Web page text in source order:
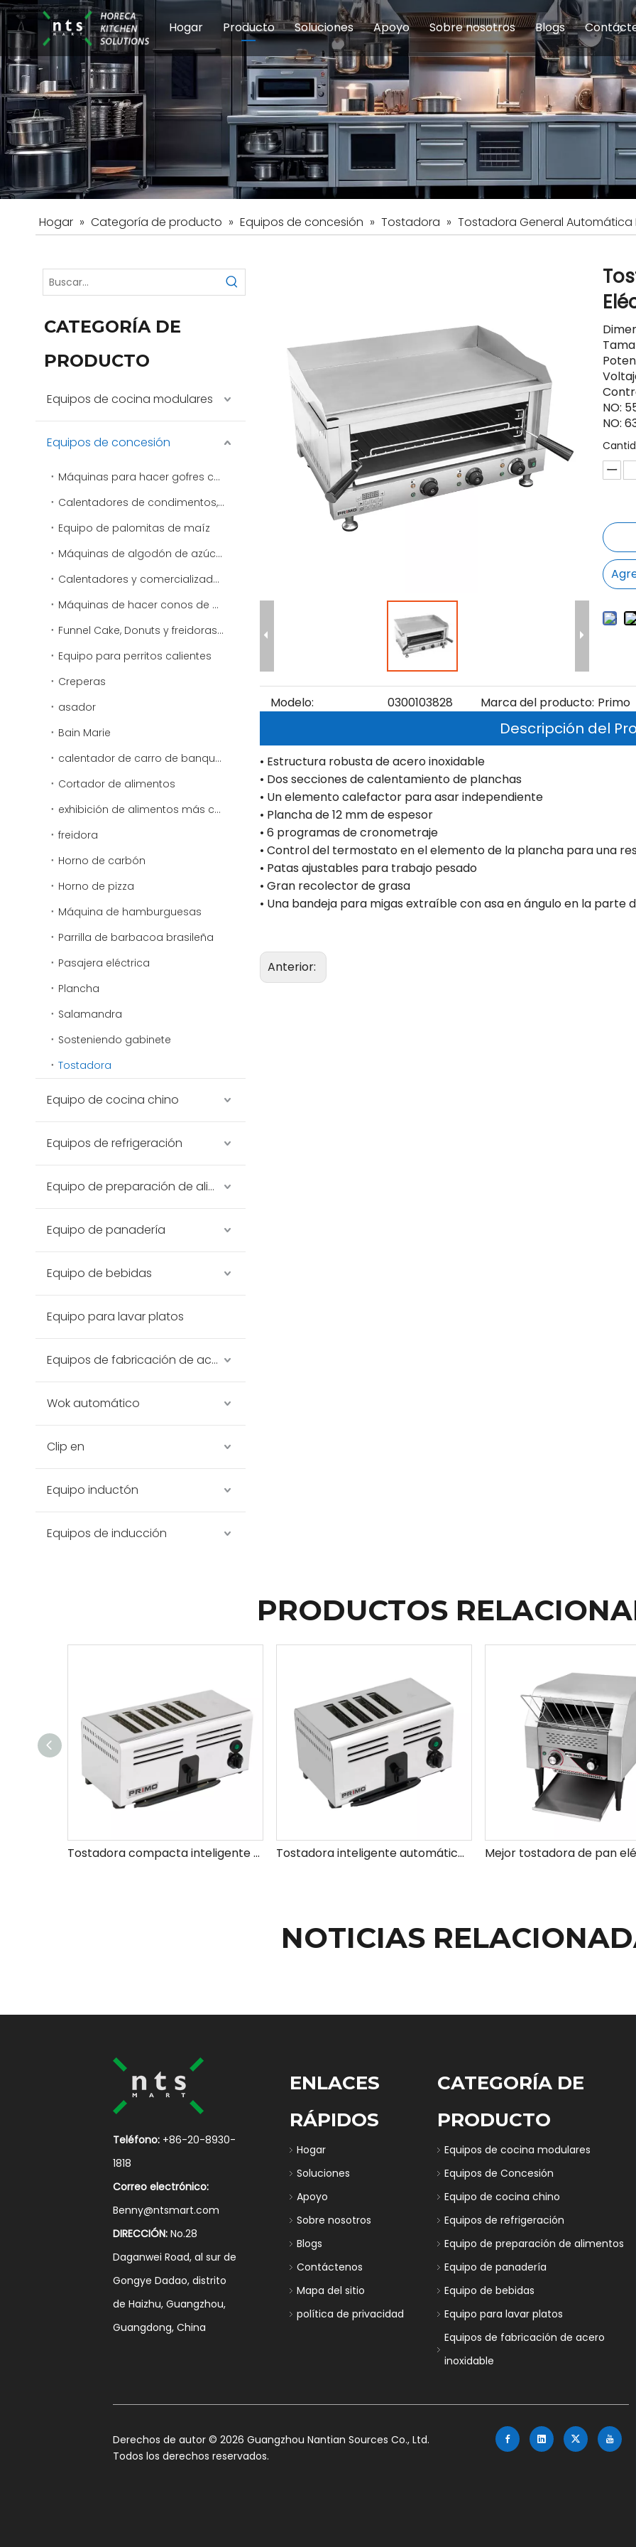
Hogar Producto
Equipos de cocina modulares Equipos de Concesión Equipo
Equipo de preparación de alimentosEquipo de panadería Equipo
Soluciones
Escuelas y educación Comedor del personal
Hoteles Restaurante y comida
Apoyo
Servicio Preguntas
Sobre nosotros
Introducción de la empresa
Blogs
Hogar » Categoría de producto » Equipos de concesión » Tostadora » Tostadora General Automática
CATEGORÍA DE
PRODUCTO
Equipos de cocina modulares
Equipos de concesión
Máquinas para hacer gofres comerciales
Calentadores de condimentos, aderezos y salsas
Equipo de palomitas de maíz
Máquinas de algodón de azúcar
Calentadores y comercializadores de virutas
Máquinas de hacer conos de nieve y máquinas de afeitar de hielo comerciales
Funnel Cake, Donuts y freidoras especiales
Equipo para perritos calientes
Creperas
asador
Bain Marie
calentador de carro de banquete
Cortador de alimentos
exhibición de alimentos más cálido
freidora
Horno de carbón
Horno de pizza
Máquina de hamburguesas
Parrilla de barbacoa brasileña
Pasajera eléctrica
Plancha
Salamandra
Sosteniendo gabinete
Tostadora
Equipo de cocina chino
Equipos de refrigeración
Equipo de preparación de alimentos
Equipo de panadería
Equipo de bebidas
Equipo para lavar platos
Equipos de fabricación de acero inoxidable
Wok automático
Clip en
Equipo inductón
Equipos de inducción
NO:
NO:
Modelo: 0300103828 Marca del producto: Primo
Descripción del
• Estructura robusta de acero inoxidable
• Dos secciones de calentamiento de planchas
• Un elemento calefactor para asar independiente
• Plancha de 12 mm de espesor
• 6 programas de cronometraje
• Control del termostato en el elemento de la plancha para una
• Patas ajustables para trabajo pesado
• Gran recolector de grasa
• Una bandeja para migas extraíble con asa en ángulo en la parte
Anterior:
PRODUCTOS
Tostadora compacta inteligente Electric Slice para catering Tostadora inteligente automática de rebanadas eléctricas
NOTICIAS
Teléfono: +86-20-8930-
1818
Correo electrónico:
Benny@ntsmart.com
DIRECCIÓN: No.28
Daganwei Road, al sur de
Gongye Dadao, distrito
de Haizhu, Guangzhou,
Guangdong, China
ENLACES
RÁPIDOS
Hogar
Soluciones
Apoyo
Sobre nosotros
Blogs
Contáctenos
Mapa del sitio
política de privacidad
CATEGORÍA DE
PRODUCTO
Equipos de cocina modulares
Equipos de Concesión
Equipo de cocina chino
Equipos de refrigeración
Equipo de preparación de alimentos
Equipo de panadería
Equipo de bebidas
Equipo para lavar platos
Equipos de fabricación de acero
inoxidable
​Derechos de autor ©2026 Guangzhou Nantian Sources Co., Ltd.
Todos los derechos reservados.